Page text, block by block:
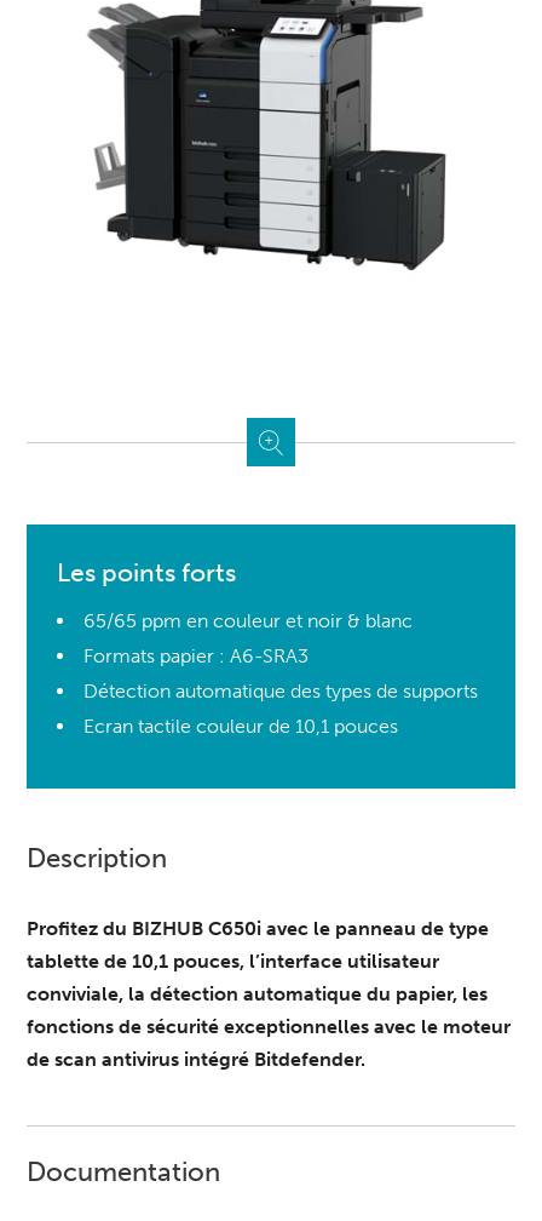
Les points forts
65/65 ppm en couleur et noir & blanc
Formats papier : A6-SRA3
Détection automatique des types de supports
Ecran tactile couleur de 10,1 pouces
Description
Profitez du BIZHUB C650i avec le panneau de type
tablette de 10,1 pouces, l’interface utilisateur
conviviale, la détection automatique du papier, les
fonctions de sécurité exceptionnelles avec le moteur
de scan antivirus intégré Bitdefender.
Documentation